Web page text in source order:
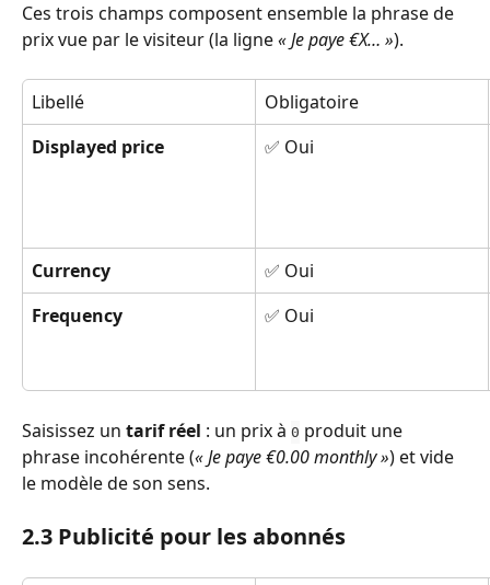
Ces trois champs composent ensemble la phrase de
prix vue par le visiteur (la ligne « Je paye €X… »).
Libellé
Obligatoire
Displayed price
✅ Oui
Currency
✅ Oui
Frequency
✅ Oui
Saisissez un tarif réel : un prix à 0 produit une
phrase incohérente (« Je paye €0.00 monthly ») et vide
le modèle de son sens.
2.3 Publicité pour les abonnés